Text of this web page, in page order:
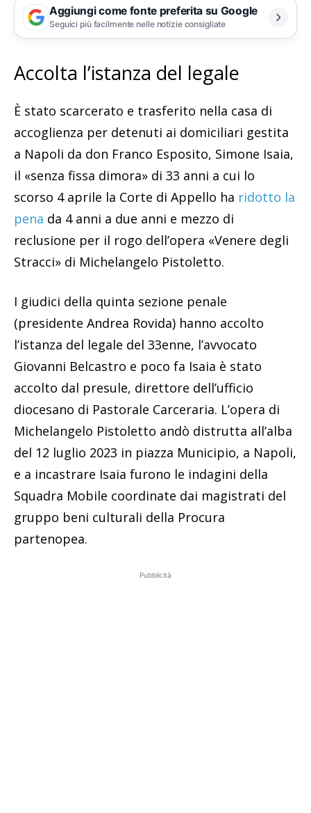
Aggiungi come fonte preferita su Google
Seguici più facilmente nelle notizie consigliate
Accolta l’istanza del legale
È stato scarcerato e trasferito nella casa di
accoglienza per detenuti ai domiciliari gestita
a Napoli da don Franco Esposito, Simone Isaia,
il «senza fissa dimora» di 33 anni a cui lo
scorso 4 aprile la Corte di Appello ha ridotto la
pena da 4 anni a due anni e mezzo di
reclusione per il rogo dell’opera «Venere degli
Stracci» di Michelangelo Pistoletto.
I giudici della quinta sezione penale
(presidente Andrea Rovida) hanno accolto
l’istanza del legale del 33enne, l’avvocato
Giovanni Belcastro e poco fa Isaia è stato
accolto dal presule, direttore dell’ufficio
diocesano di Pastorale Carceraria. L’opera di
Michelangelo Pistoletto andò distrutta all’alba
del 12 luglio 2023 in piazza Municipio, a Napoli,
e a incastrare Isaia furono le indagini della
Squadra Mobile coordinate dai magistrati del
gruppo beni culturali della Procura
partenopea.
Pubblicità